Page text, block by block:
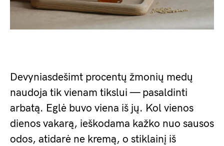
Devyniasdešimt procentų žmonių medų
naudoja tik vienam tikslui — pasaldinti
arbatą. Eglė buvo viena iš jų. Kol vienos
dienos vakarą, ieškodama kažko nuo sausos
odos, atidarė ne kremą, o stiklainį iš